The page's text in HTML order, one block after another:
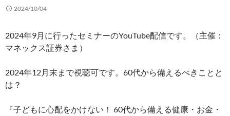
2024/10/04
2024年9月に行ったセミナーのYouTube配信です。（主催：
マネックス証券さま）
2024年12月末まで視聴可です。60代から備えるべきことと
は？
『子どもに心配をかけない！ 60代から備える健康・お金・